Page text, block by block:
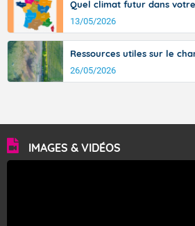
Quel climat futur dans
13/05/2026
Ressources utiles sur le
26/05/2026
IMAGES & VIDÉOS